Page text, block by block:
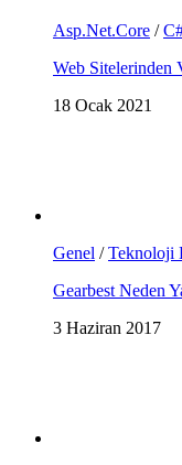
Asp.Net.Core /
Web Sitelerinden
18 Ocak 2021
Genel /Teknoloji
Gearbest Neden
3 Haziran 2017